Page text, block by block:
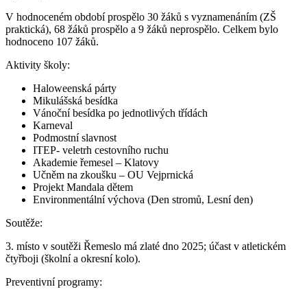
V hodnoceném období prospělo 30 žáků s vyznamenáním (ZŠ
praktická), 68 žáků prospělo a 9 žáků neprospělo. Celkem bylo
hodnoceno 107 žáků.
Aktivity školy:
Haloweenská párty
Mikulášská besídka
Vánoční besídka po jednotlivých třídách
Karneval
Podmostní slavnost
ITEP- veletrh cestovního ruchu
Akademie řemesel – Klatovy
Učněm na zkoušku – OU Vejprnická
Projekt Mandala dětem
Environmentální výchova (Den stromů, Lesní den)
Soutěže:
3. místo v soutěži Řemeslo má zlaté dno 2025; účast v atletickém
čtyřboji (školní a okresní kolo).
Preventivní programy: